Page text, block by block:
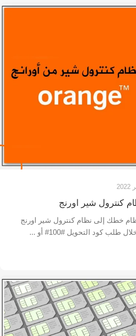
كنترول شير اورنج
خطك إلى نظام كنترول شير اورنج
كود التحويل #100# أو ...